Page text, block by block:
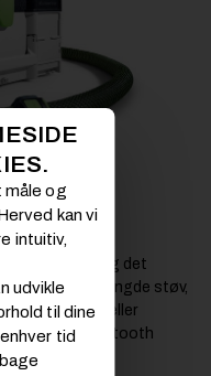
støvsugeren
værktøj, og det
den store mængde støv,
sin rundsav eller
om Bluetooth
måle og
kan vi
intuitiv,
udvikle
til dine
tid